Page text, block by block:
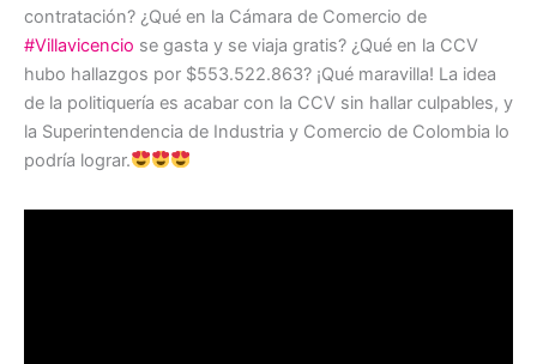
contratación? ¿Qué en la Cámara de Comercio de
#Villavicencio se gasta y se viaja gratis? ¿Qué en la CCV
hubo hallazgos por $553.522.863? ¡Qué maravilla! La idea
de la politiquería es acabar con la CCV sin hallar culpables, y
la Superintendencia de Industria y Comercio de Colombia lo
podría lograr.